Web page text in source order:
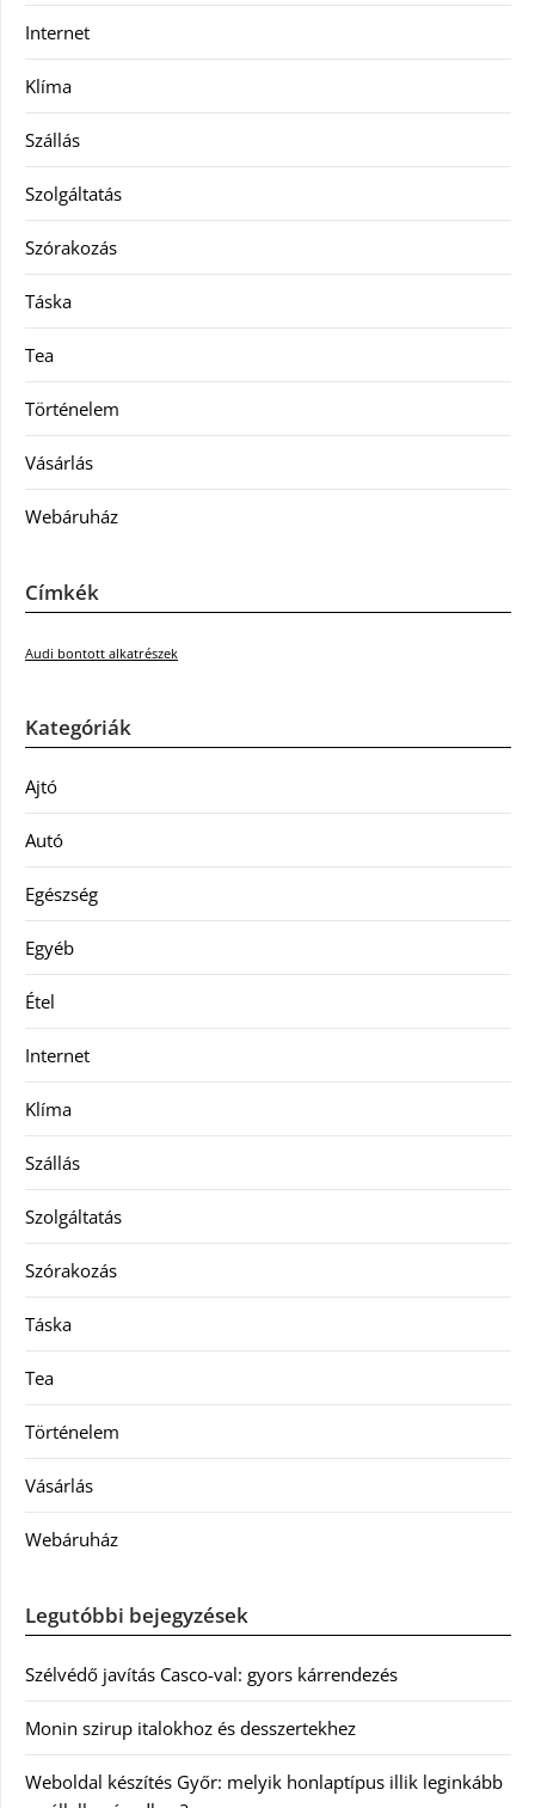
Internet
Klíma
Szállás
Szolgáltatás
Szórakozás
Táska
Tea
Történelem
Vásárlás
Webáruház
Címkék
Audi bontott alkatrészek
Kategóriák
Ajtó
Autó
Egészség
Egyéb
Étel
Internet
Klíma
Szállás
Szolgáltatás
Szórakozás
Táska
Tea
Történelem
Vásárlás
Webáruház
Legutóbbi bejegyzések
Szélvédő javítás Casco-val: gyors kárrendezés
Monin szirup italokhoz és desszertekhez
Weboldal készítés Győr: melyik honlaptípus illik leginkább